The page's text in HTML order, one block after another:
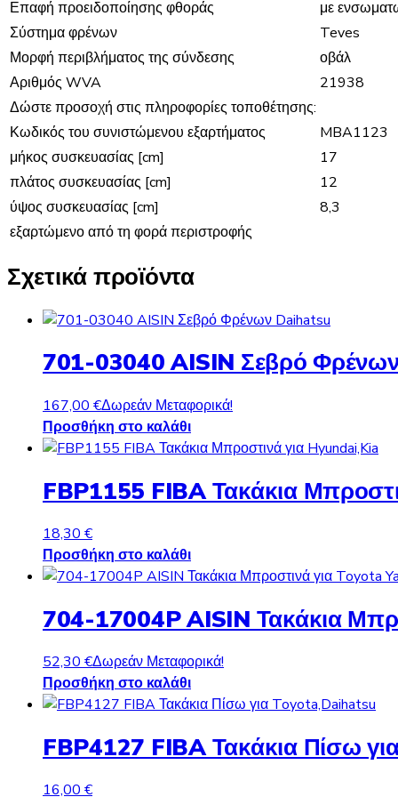
Επαφή προειδοποίησης φθοράς
με
Σύστημα φρένων
Teves
Μορφή περιβλήματος της σύνδεσης
οβάλ
Αριθμός WVA
21938
Δώστε προσοχή στις πληροφορίες τοποθέτησης:
Κωδικός του συνιστώμενου εξαρτήματος
MBA1123
μήκος συσκευασίας [cm]
17
πλάτος συσκευασίας [cm]
12
ύψος συσκευασίας [cm]
8,3
εξαρτώμενο από τη φορά περιστροφής
Σχετικά προϊόντα
701-03040 AISIN Σεβρό
167,00 €Δωρεάν Μεταφορικά!
Προσθήκη στο καλάθι
FBP1155 FIBA Τακάκια
18,30 €
Προσθήκη στο καλάθι
704-17004P AISIN Τακάκια
52,30 €Δωρεάν Μεταφορικά!
Προσθήκη στο καλάθι
FBP4127 FIBA Τακάκια Πίσω
16,00€